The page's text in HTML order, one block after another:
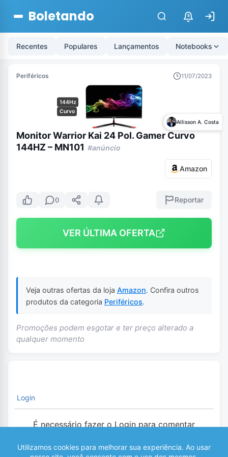
Boletando $
Recentes Populares Lançamentos Notebooks
Periféricos 11/07/2023
144Hz
Curvo
Allisson A. Costa
Monitor Warrior Kai 24 Pol. Gamer Curvo
144HZ – MN101 #anúncio
Amazon
0 Reportar
VER ÚLTIMA OFERTA
Veja outras ofertas da loja Amazon. Confira outros
produtos da categoria Periféricos.
Promoções podem esgotar e ter preço alterado a
qualquer momento
Login
É necessário fazer o Login para comentar
0 COMENTÁRIOS